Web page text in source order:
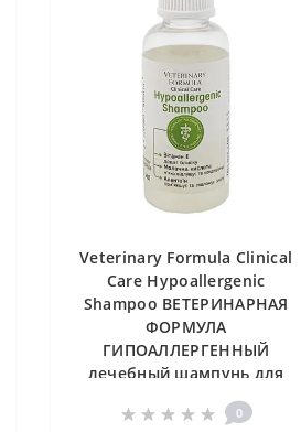
Veterinary Formula Clinical
Care Hypoallergenic
Shampoo ВЕТЕРИНАРНАЯ
ФОРМУЛА
ГИПОАЛЛЕРГЕННЫЙ
лечебный шампунь для
собак и кошек с аллергией
или чувствительной
0